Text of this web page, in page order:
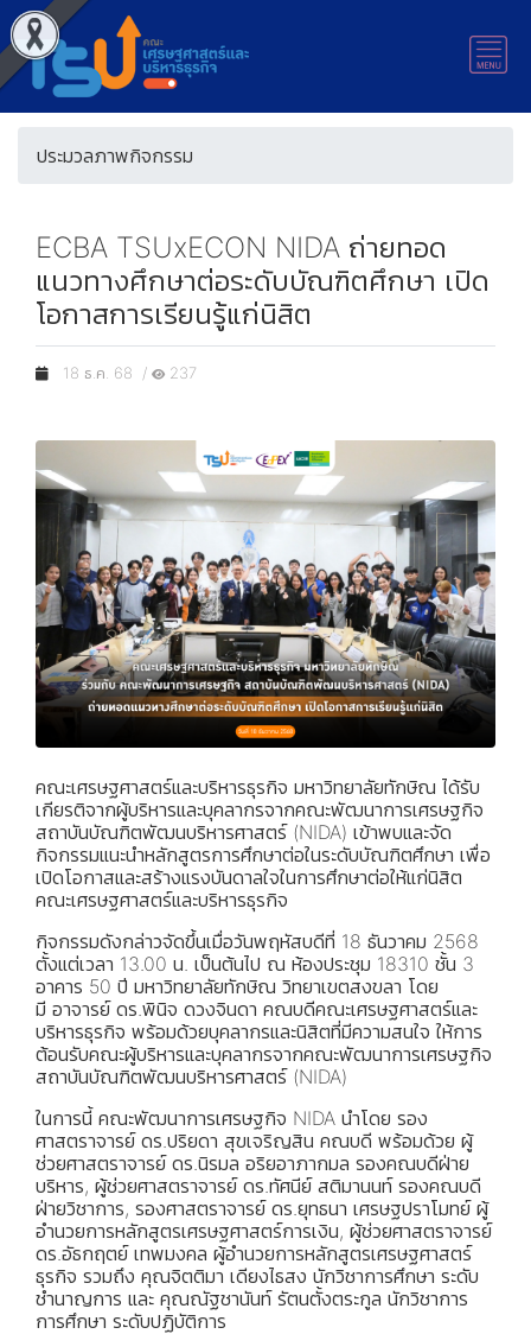
ประมวลภาพกิจกรรม
ECBA TSUxECON NIDA ถ่ายทอด
แนวทางศึกษาต่อระดับบัณฑิตศึกษา เปิด
โอกาสการเรียนรู้แก่นิสิต
18 ธ.ค. 68 / 237
คณะเศรษฐศาสตร์และบริหารธุรกิจ มหาวิทยาลัยทักษิณ ได้รับ
เกียรติจากผู้บริหารและบุคลากรจากคณะพัฒนาการเศรษฐกิจ
สถาบันบัณฑิตพัฒนบริหารศาสตร์ (NIDA) เข้าพบและจัด
กิจกรรมแนะนำหลักสูตรการศึกษาต่อในระดับบัณฑิตศึกษา เพื่อ
เปิดโอกาสและสร้างแรงบันดาลใจในการศึกษาต่อให้แก่นิสิต
คณะเศรษฐศาสตร์และบริหารธุรกิจ
กิจกรรมดังกล่าวจัดขึ้นเมื่อวันพฤหัสบดีที่ 18 ธันวาคม 2568
ตั้งแต่เวลา 13.00 น. เป็นต้นไป ณ ห้องประชุม 18310 ชั้น 3
อาคาร 50 ปี มหาวิทยาลัยทักษิณ วิทยาเขตสงขลา โดย
มี อาจารย์ ดร.พินิจ ดวงจินดา คณบดีคณะเศรษฐศาสตร์และ
บริหารธุรกิจ พร้อมด้วยบุคลากรและนิสิตที่มีความสนใจ ให้การ
ต้อนรับคณะผู้บริหารและบุคลากรจากคณะพัฒนาการเศรษฐกิจ
สถาบันบัณฑิตพัฒนบริหารศาสตร์ (NIDA)
ในการนี้ คณะพัฒนาการเศรษฐกิจ NIDA นำโดย รอง
ศาสตราจารย์ ดร.ปริยดา สุขเจริญสิน คณบดี พร้อมด้วย ผู้
ช่วยศาสตราจารย์ ดร.นิรมล อริยอาภากมล รองคณบดีฝ่าย
บริหาร, ผู้ช่วยศาสตราจารย์ ดร.ทัศนีย์ สติมานนท์ รองคณบดี
ฝ่ายวิชาการ, รองศาสตราจารย์ ดร.ยุทธนา เศรษฐปราโมทย์ ผู้
อำนวยการหลักสูตรเศรษฐศาสตร์การเงิน, ผู้ช่วยศาสตราจารย์
ดร.อัธกฤตย์ เทพมงคล ผู้อำนวยการหลักสูตรเศรษฐศาสตร์
ธุรกิจ รวมถึง คุณจิตติมา เดียงไธสง นักวิชาการศึกษา ระดับ
ชำนาญการ และ คุณณัฐชานันท์ รัตนตั้งตระกูล นักวิชาการ
การศึกษา ระดับปฏิบัติการ